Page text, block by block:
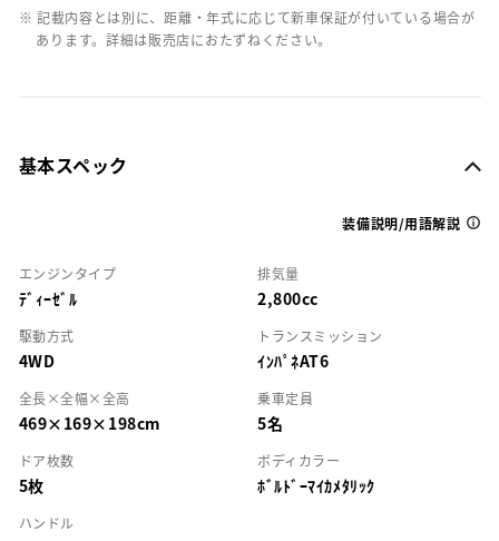
※ 記載内容とは別に、距離・年式に応じて新車保証が付いている場合が
あります。詳細は販売店におたずねください。
基本スペック
装備説明/用語解説
エンジンタイプ
ﾃﾞｨｰｾﾞﾙ
排気量
2,800cc
駆動方式
4WD
トランスミッション
ｲﾝﾊﾟﾈAT6
全長×全幅×全高
469×169×198cm
乗車定員
5名
ドア枚数
5枚
ボディカラー
ﾎﾞﾙﾄﾞｰﾏｲｶﾒﾀﾘｯｸ
ハンドル